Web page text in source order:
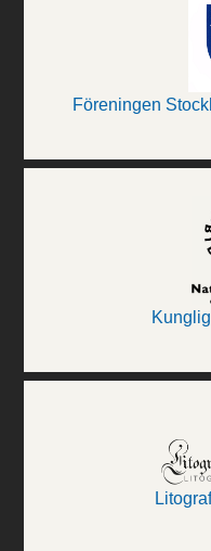
Föreningen